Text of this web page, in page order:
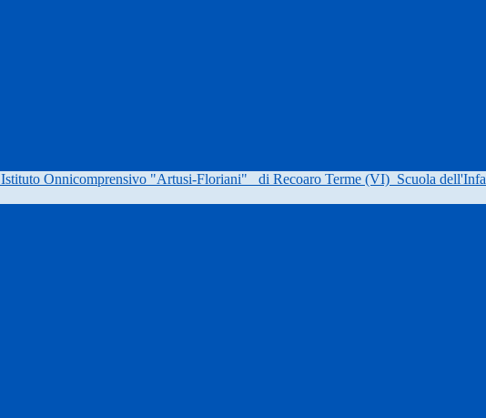
Istituto Onnicomprensivo "Artusi-Floriani" di Recoaro Terme (VI) Scuola